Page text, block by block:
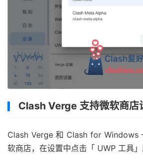
Clash Verge 支持微软商店
Clash Verge 和 Clash for Windows
软商店，在设置中点击「 UWP 工具」